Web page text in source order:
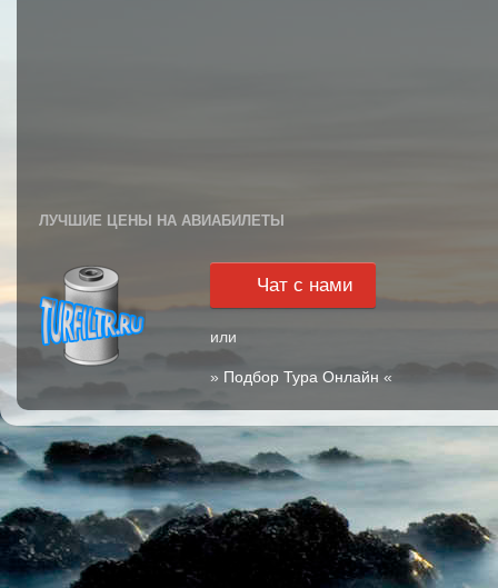
ЛУЧШИЕ ЦЕНЫ НА АВИАБИЛЕТЫ
Чат с нами
или
» Подбор Тура Онлайн «